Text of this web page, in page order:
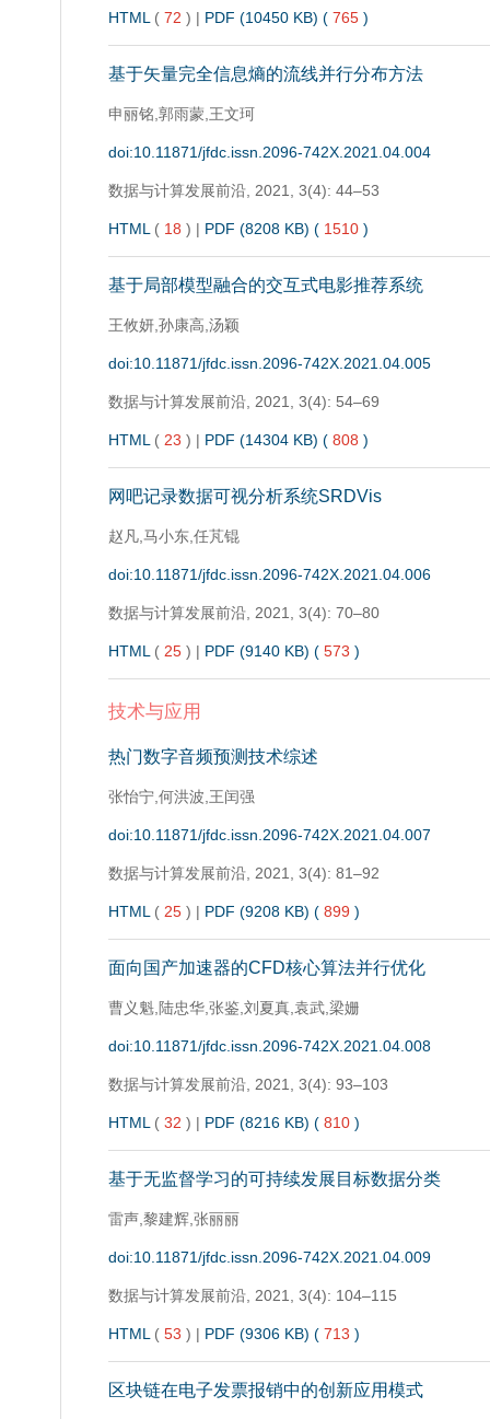
HTML (72 ) | PDF (10450 KB) (765 )
基于矢量完全信息熵的流线并行分布方法
申丽铭,郭雨蒙,王文珂
doi:10.11871/jfdc.issn.2096-742X.2021.04.004
数据与计算发展前沿, 2021, 3(4): 44–53
HTML (18 ) | PDF (8208 KB) (1510 )
基于局部模型融合的交互式电影推荐系统
王攸妍,孙康高,汤颖
doi:10.11871/jfdc.issn.2096-742X.2021.04.005
数据与计算发展前沿, 2021, 3(4): 54–69
HTML (23 ) | PDF (14304 KB) (808 )
网吧记录数据可视分析系统SRDVis
赵凡,马小东,任芃锟
doi:10.11871/jfdc.issn.2096-742X.2021.04.006
数据与计算发展前沿, 2021, 3(4): 70–80
HTML (25) | PDF (9140 KB) (573 )
技术与应用
热门数字音频预测技术综述
张怡宁,何洪波,王闰强
doi:10.11871/jfdc.issn.2096-742X.2021.04.007
数据与计算发展前沿, 2021, 3(4): 81–92
HTML (25) | PDF (9208 KB) (899 )
面向国产加速器的CFD核心算法并行优化
曹义魁,陆忠华,张鉴,刘夏真,袁武,梁姗
doi:10.11871/jfdc.issn.2096-742X.2021.04.008
数据与计算发展前沿, 2021, 3(4): 93–103
HTML (32 ) | PDF (8216 KB) (810 )
基于无监督学习的可持续发展目标数据分类
雷声,黎建辉,张丽丽
doi:10.11871/jfdc.issn.2096-742X.2021.04.009
数据与计算发展前沿, 2021, 3(4): 104–115
HTML (53 ) | PDF (9306 KB) (713 )
区块链在电子发票报销中的创新应用模式